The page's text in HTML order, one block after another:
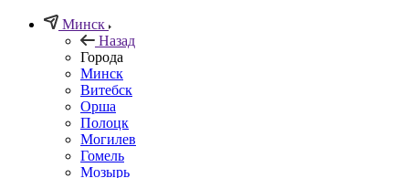
Минск
Назад
Города
Минск
Витебск
Орша
Полоцк
Могилев
Гомель
Мозырь